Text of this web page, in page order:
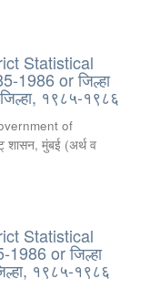
Statistical
1986 or जिल्हा
१९८५-१९८६
of
शासन, मुंबई (अर्थ व
Statistical
or जिल्हा
१९८५-१९८६